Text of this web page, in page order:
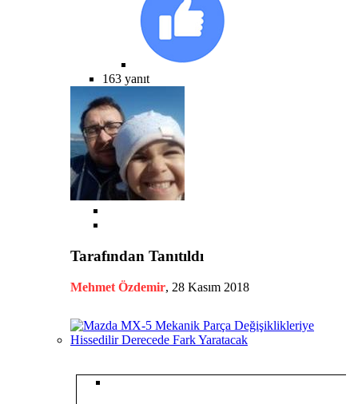
163 yanıt
Tarafından Tanıtıldı
Mehmet Özdemir, 28 Kasım 2018